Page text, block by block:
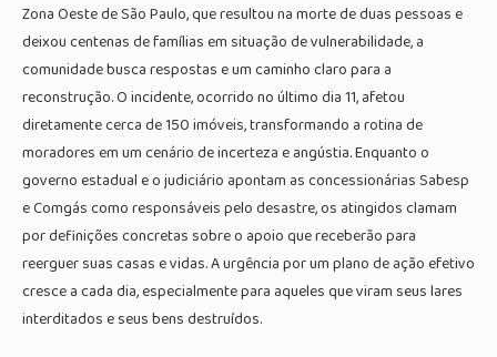
Zona Oeste de São Paulo, que resultou na morte de duas pessoas e
deixou centenas de famílias em situação de vulnerabilidade, a
comunidade busca respostas e um caminho claro para a
reconstrução. O incidente, ocorrido no último dia 11, afetou
diretamente cerca de 150 imóveis, transformando a rotina de
moradores em um cenário de incerteza e angústia. Enquanto o
governo estadual e o judiciário apontam as concessionárias Sabesp
e Comgás como responsáveis pelo desastre, os atingidos clamam
por definições concretas sobre o apoio que receberão para
reerguer suas casas e vidas. A urgência por um plano de ação efetivo
cresce a cada dia, especialmente para aqueles que viram seus lares
interditados e seus bens destruídos.